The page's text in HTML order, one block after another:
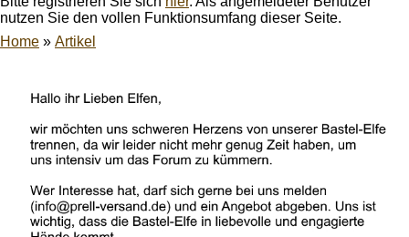
nutzen Sie den vollen Funktionsumfang dieser Seite.
Home » Artikel